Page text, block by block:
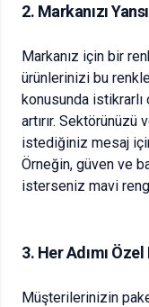
2. Markanızı
Markanız için bir
ürünlerinizi bu
konusunda istikrarlı
artırır. Sektörünüzü
istediğiniz mesaj
Örneğin, güven ve
isterseniz mavi
3. Her Adımı Özel
Müşterilerinizin